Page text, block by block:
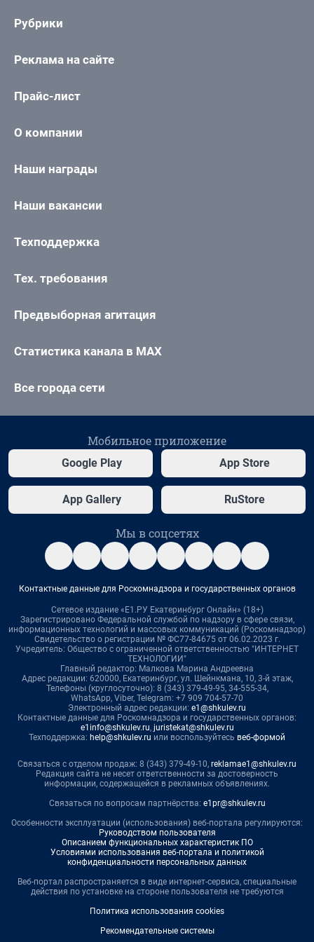
Рубрики
Реклама на сайте
Прайс-лист
О компании
Наши награды
Наши вакансии
Техподдержка
Тех. требования
Предвыборная агитация
Статистика канала в MAX
Все города сети
Мобильное приложение
Google Play App Store
App Gallery RuStore
Мы в соцсетях
Контактные данные для Роскомнадзора и государственных органов
Сетевое издание «Е1.РУ Екатеринбург Онлайн» (18+)
Зарегистрировано Федеральной службой по надзору в сфере связи,
информационных технологий и массовых коммуникаций (Роскомнадзор)
Свидетельство о регистрации № ФС77-84675 от 06.02.2023 г.
Учредитель: Общество с ограниченной ответственностью "ИНТЕРНЕТ
ТЕХНОЛОГИИ"
Главный редактор: Малкова Марина Андреевна
Адрес редакции: 620000, Екатеринбург, ул. Шейнкмана, 10, 3-й этаж,
Телефоны (круглосуточно): 8 (343) 379-49-95, 34-555-34,
WhatsApp, Viber, Telegram: +7 909 704-57-70
Электронный адрес редакции: e1@shkulev.ru
Контактные данные для Роскомнадзора и государственных органов:
e1info@shkulev.ru, juristekat@shkulev.ru
Техподдержка: help@shkulev.ru или воспользуйтесь веб-формой
Связаться с отделом продаж: 8 (343) 379-49-10, reklamae1@shkulev.ru
Редакция сайта не несет ответственности за достоверность
информации, содержащейся в рекламных объявлениях.
Связаться по вопросам партнёрства: e1pr@shkulev.ru
Особенности эксплуатации (использования) веб-портала регулируются:
Руководством пользователя
Описанием функциональных характеристик ПО
Условиями использования веб-портала и политикой
конфиденциальности персональных данных
Веб-портал распространяется в виде интернет-сервиса, специальные
действия по установке на стороне пользователя не требуются
Политика использования cookies
Рекомендательные системы